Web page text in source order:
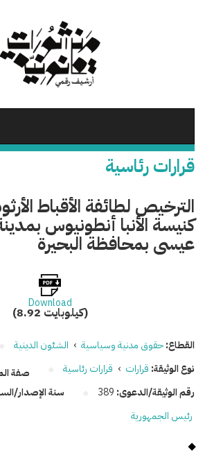
قرارات رئاسية
الترخيص لطائفة الأقباط
كنيسة الأنبا أنطونيوس
عيسى بمحافظة البحيرة
Download
(8.92 كيلوبايت)
القطاع:حقوق مدنية وسياسية › الشئون الدينية
نوع الوثيقة: قرارات › قرارات رئاسية
رقم الوثيقة/الدعوى: 389 سنة الإصدار/
صفة
رئيس الجمهورية